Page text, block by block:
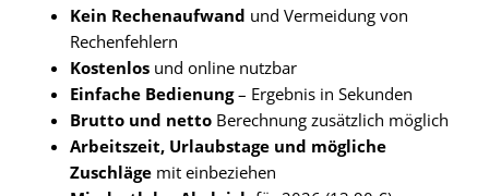
Kein Rechenaufwand und Vermeidung von
Rechenfehlern
Kostenlosund online nutzbar
Einfache Bedienung– Ergebnis in Sekunden
Brutto und nettoBerechnung zusätzlich möglich
Arbeitszeit, Urlaubstage und mögliche
Zuschlägemit einbeziehen